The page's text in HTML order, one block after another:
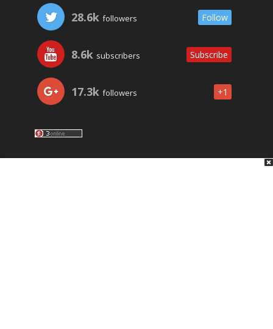
28.6k followers Follow
8.6k subscribers Subscribe
17.3k followers +1